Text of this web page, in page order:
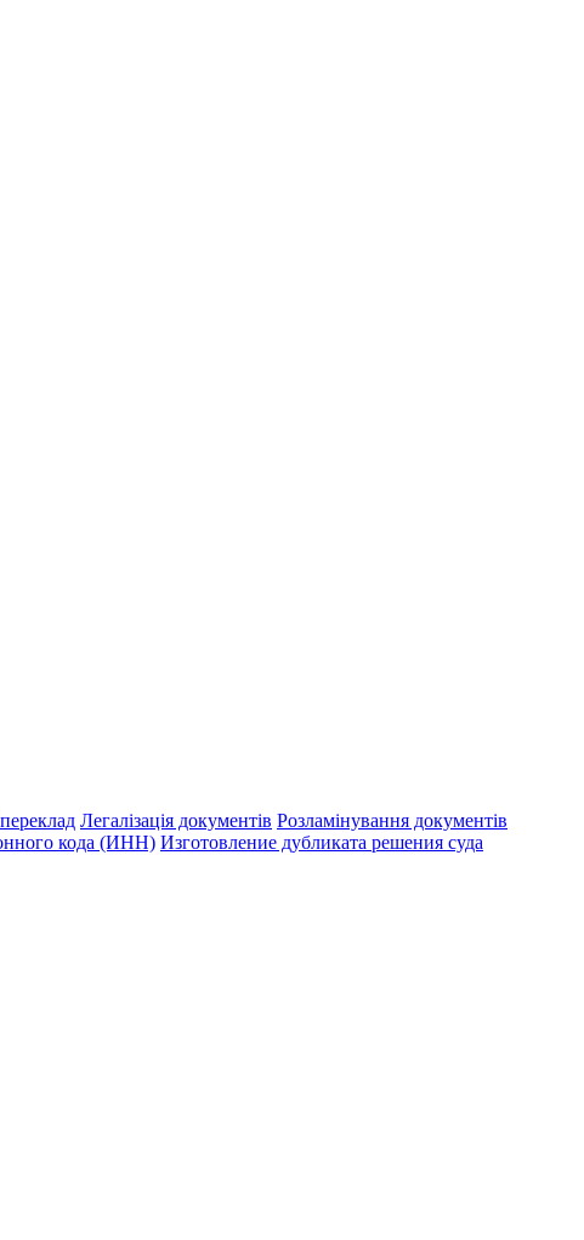
Легалізація документів Розламінування документів
кода (ИНН) Изготовление дубликата решения суда